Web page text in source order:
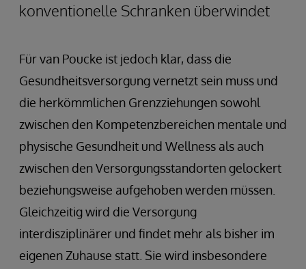
konventionelle Schranken überwindet
Für van Poucke ist jedoch klar, dass die
Gesundheitsversorgung vernetzt sein muss und
die herkömmlichen Grenzziehungen sowohl
zwischen den Kompetenzbereichen mentale und
physische Gesundheit und Wellness als auch
zwischen den Versorgungsstandorten gelockert
beziehungsweise aufgehoben werden müssen.
Gleichzeitig wird die Versorgung
interdisziplinärer und findet mehr als bisher im
eigenen Zuhause statt. Sie wird insbesondere